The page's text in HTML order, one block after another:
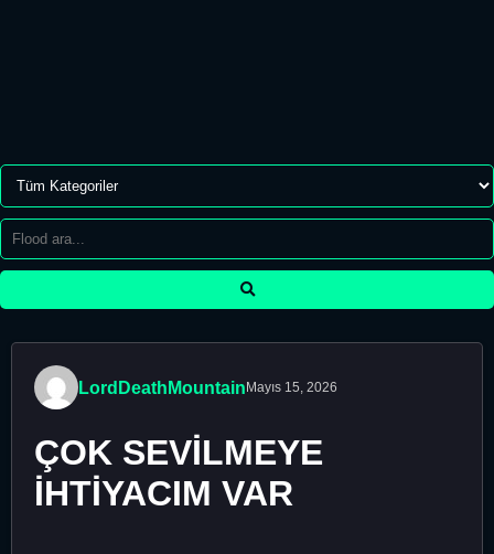
LordDeathMountain Mayıs 15, 2026
ÇOK SEVİLMEYE
İHTİYACIM VAR